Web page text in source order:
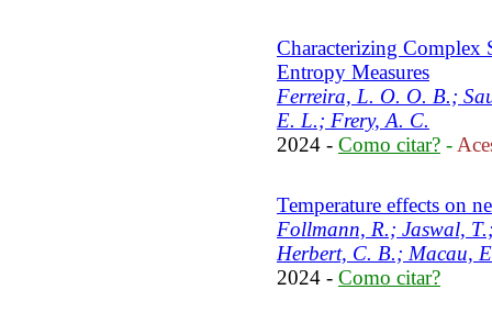
Characterizing Complex
Entropy Measures
Ferreira, L. O. O. B.;
E. L.; Frery, A. C.
2024 - Como citar? -
Temperature effects on
Follmann, R.; Jaswal,
Herbert, C. B.; Macau,
2024 - Como citar?